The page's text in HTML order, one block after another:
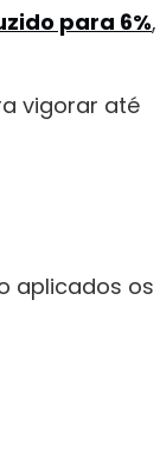
para 6%,
vigorar até
aplicados os